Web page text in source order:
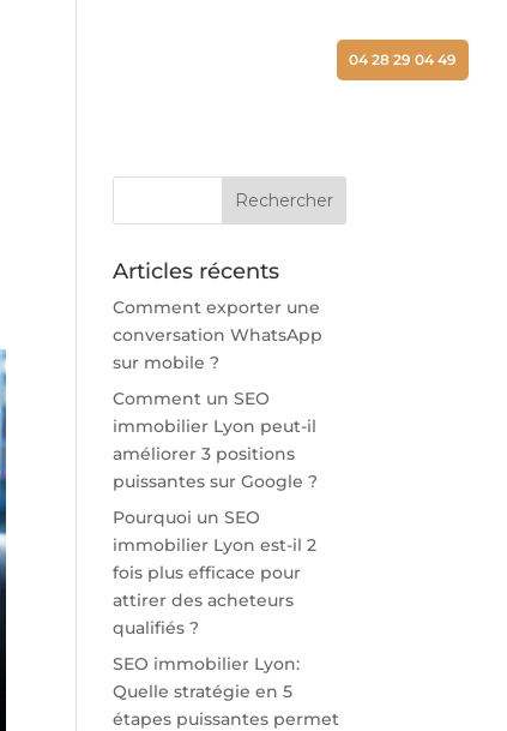
04 28 29 04 49
Articles récents
Comment exporter une
conversation WhatsApp
sur mobile ?
Comment un SEO
immobilier Lyon peut-il
améliorer 3 positions
puissantes sur Google ?
Pourquoi un SEO
immobilier Lyon est-il 2
fois plus efficace pour
attirer des acheteurs
qualifiés ?
SEO immobilier Lyon:
Quelle stratégie en 5
étapes puissantes permet